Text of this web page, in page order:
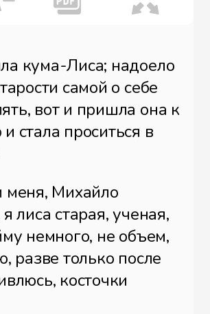
кума-Лиса; надоело
самой о себе
вот и пришла она к
стала проситься в
Михайло
лиса старая, ученая,
немного, не объем,
разве только после
косточки